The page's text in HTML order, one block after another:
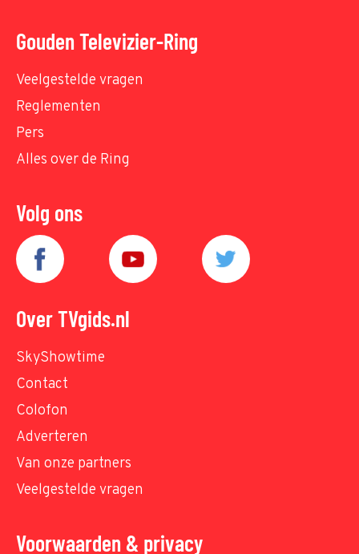
Gouden Televizier-Ring
Veelgestelde vragen
Reglementen
Pers
Alles over de Ring
Volg ons
Over TVgids.nl
SkyShowtime
Contact
Colofon
Adverteren
Van onze partners
Veelgestelde vragen
Voorwaarden & privacy